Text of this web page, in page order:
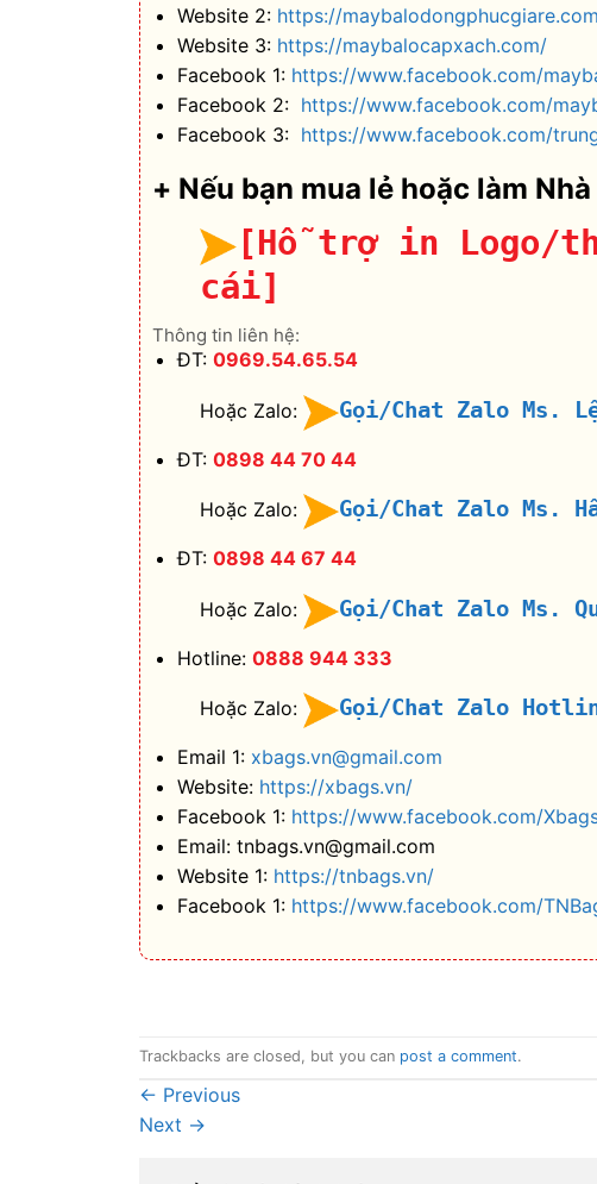
Website 2: https://
Website 3: https://maybalocapxach.com/
Facebook 1: https://www.facebook.com/
Facebook 2: https://www.facebook.com/
Facebook 3: https://www.facebook.com/
+ Nếu bạn mua lẻ hoặc làm
[Hỗ trợ in Logo/
cái]
Thông tin liên hệ:
ĐT: 0969.54.65.54
Hoặc Zalo: Gọi/Chat Zalo Ms.
ĐT: 0898 44 70 44
Hoặc Zalo: Gọi/Chat Zalo Ms.
ĐT: 0898 44 67 44
Hoặc Zalo: Gọi/Chat Zalo Ms.
Hotline: 0888 944 333
Hoặc Zalo: Gọi/Chat Zalo
Email 1: xbags.vn@gmail.com
Website: https://xbags.vn/
Facebook 1: https://www.facebook.com/
Email: tnbags.vn@gmail.com
Website 1: https://tnbags.vn/
Facebook 1: https://www.facebook.com/
Trackbacks are closed, but you can post a comment.
← Previous
Next →